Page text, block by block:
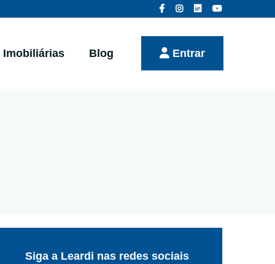
Imobiliárias Blog Entrar
Siga a Leardi nas redes sociais